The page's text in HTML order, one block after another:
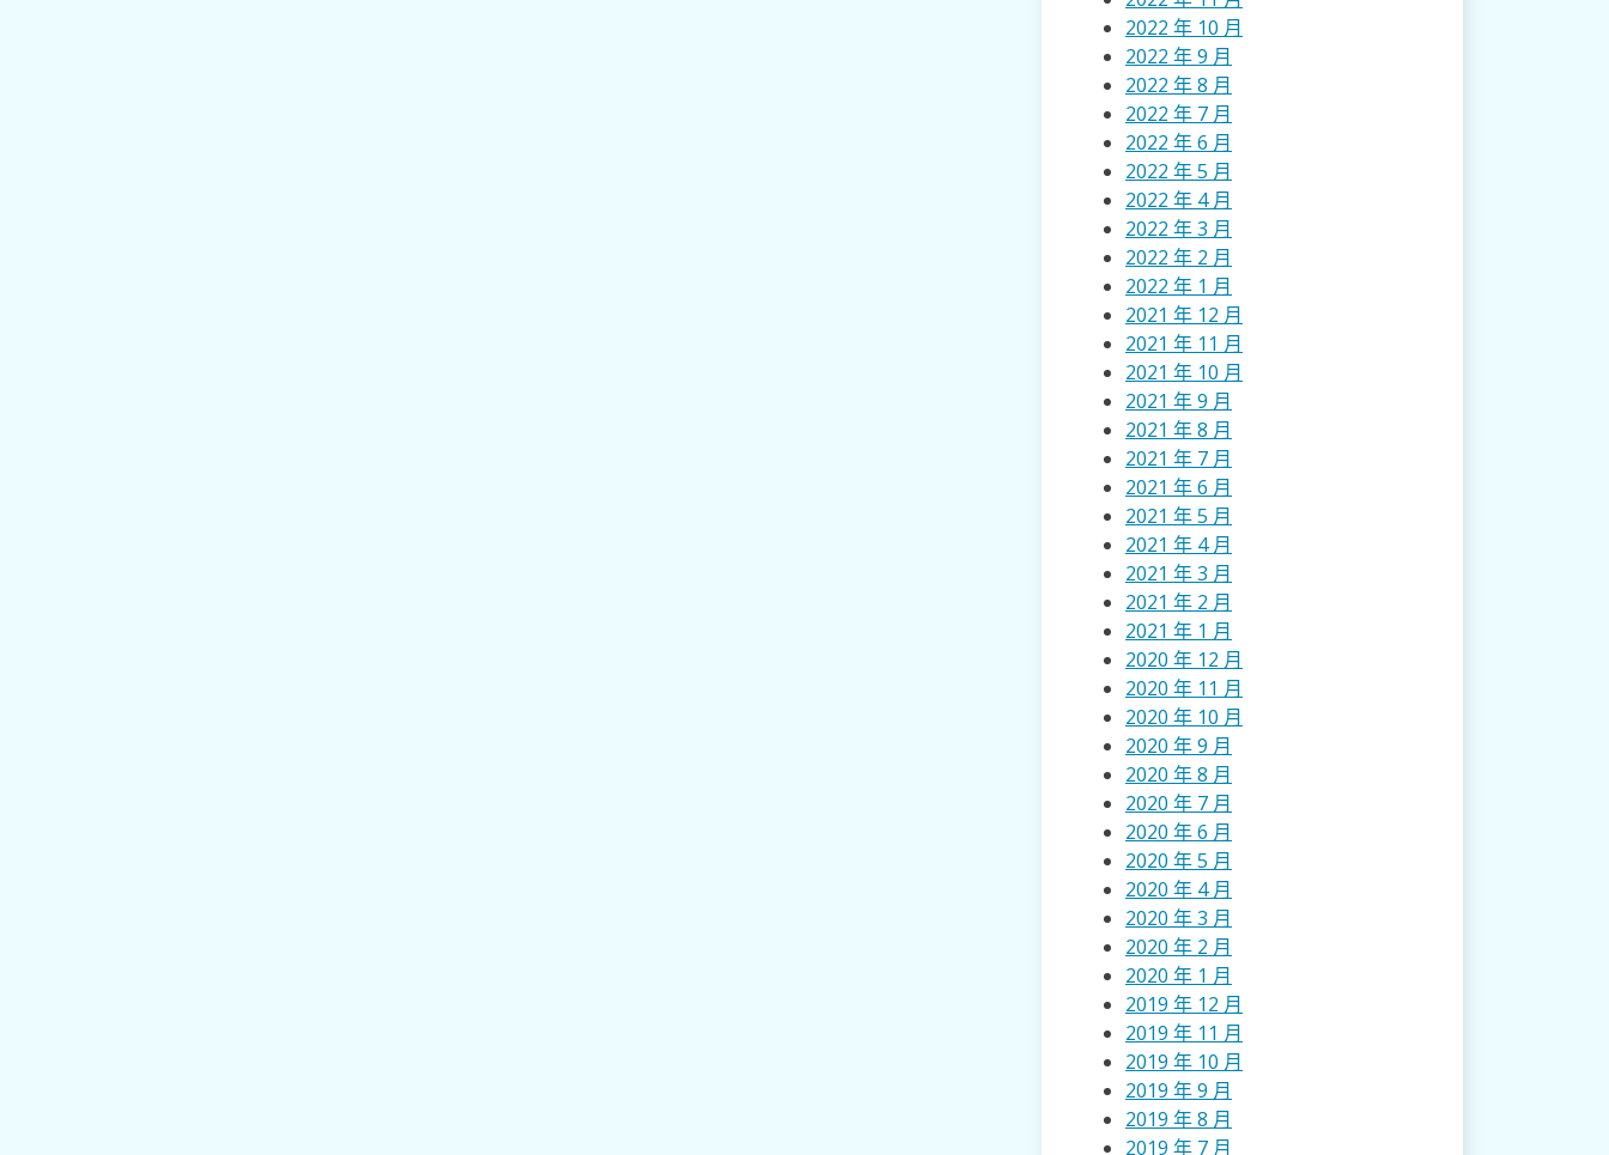
2022 年 10 月
2022 年 9 月
2022 年 8 月
2022 年 7 月
2022 年 6 月
2022 年 5 月
2022 年 4 月
2022 年 3 月
2022 年 2 月
2022 年 1 月
2021 年 12 月
2021 年 11 月
2021 年 10 月
2021 年 9 月
2021 年 8 月
2021 年 7 月
2021 年 6 月
2021 年 5 月
2021 年 4 月
2021 年 3 月
2021 年 2 月
2021 年 1 月
2020 年 12 月
2020 年 11 月
2020 年 10 月
2020 年 9 月
2020 年 8 月
2020 年 7 月
2020 年 6 月
2020 年 5 月
2020 年 4 月
2020 年 3 月
2020 年 2 月
2020 年 1 月
2019 年 12 月
2019 年 11 月
2019 年 10 月
2019 年 9 月
2019 年 8 月
2019 年 7 月